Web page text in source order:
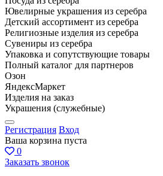
Ювелирные украшения из серебра
Детский ассортимент из серебра
Религиозные изделия из серебра
Сувениры из серебра
Упаковка и сопутствующие товары
Полный каталог для партнеров
Озон
ЯндексМаркет
Изделия на заказ
Украшения (служебные)
Регистрация Вход
Ваша корзина пуста
0
Заказать звонок